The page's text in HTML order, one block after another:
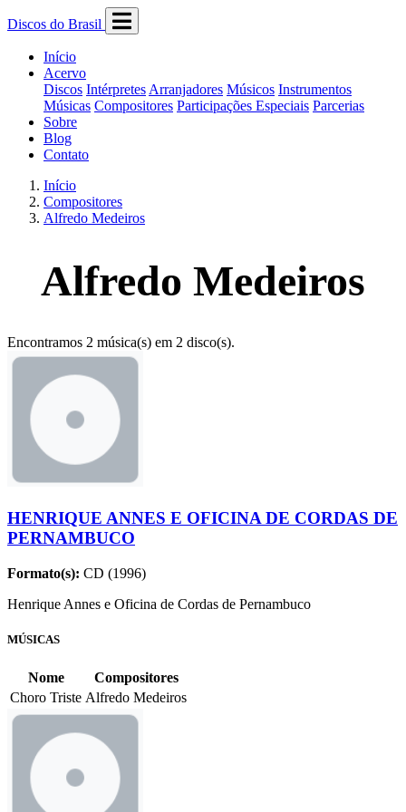
Discos do Brasil
Início
Acervo
Discos Intérpretes Arranjadores Músicos Instrumentos
Músicas Compositores Participações Especiais Parcerias
Sobre
Blog
Contato
Início
Compositores
Alfredo Medeiros
Alfredo Medeiros
Encontramos 2 música(s) em 2 disco(s).
HENRIQUE ANNES E OFICINA DE CORDAS DE
PERNAMBUCO
Formato(s): CD (1996)
Henrique Annes e Oficina de Cordas de Pernambuco
MÚSICAS
Nome
Compositores
Choro Triste Alfredo Medeiros